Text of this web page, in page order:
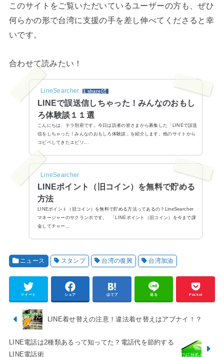
このサイトをご覧いただいているユーザーの方も、ぜひ
何らかの形で台湾に支援の手を差し伸べてくださると幸
いです。
合わせて読みたい！
LineSearcher 1 share
LINEで誤送信しちゃった！みんなのおもし
ろ体験談１１選
こんにちは、テラ別府です。今日は読者の皆さまから募集した「LINEで誤送
信をしちゃった！みんなのおもしろ体験談」を紹介します。他のサイトから
コピペしてきたエピソ...
LineSearcher
LINEポイント（旧コイン）を無料で貯める
方法
LINEポイント（旧コイン）を無料で貯める方法ってあるの？LineSearcher
マネージャーのサクランボです。 「LINEポイント（旧コイン）を今まで課
金してチャー...
ニュース スタンプ 台湾の復興 台湾加油
ツイート シェア はてブ 送る Pocket
LINE着せ替えの注意！違法着せ替えはアブナイ！？
LINE電話は2種類あるって知ってた？電話代を節約する
LINE電話術